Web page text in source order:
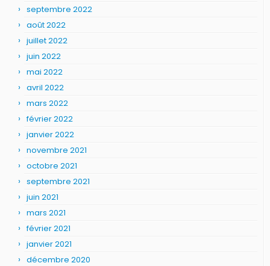
septembre 2022
août 2022
juillet 2022
juin 2022
mai 2022
avril 2022
mars 2022
février 2022
janvier 2022
novembre 2021
octobre 2021
septembre 2021
juin 2021
mars 2021
février 2021
janvier 2021
décembre 2020